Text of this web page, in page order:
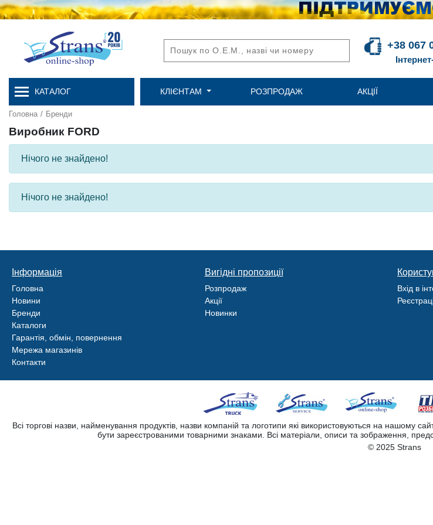
+38 067
КАТАЛОГ КЛІЄНТАМ РОЗПРОДАЖ АКЦІЇ
Головна / Бренди
Виробник FORD
Нічого не знайдено!
Нічого не знайдено!
Інформація
Головна
Новини
Бренди
Каталоги
Гарантія, обмін, повернення
Мережа магазинів
Контакти
Вигідні пропозиції
Розпродаж
Акції
Новинки
Вхід в
Всі торгові назви, найменування продуктів, назви компаній та логотипи які використовуються на нашому
бути зареєстрованими товарними знаками. Всі матеріали, описи та зображення,
© 2025 Strans